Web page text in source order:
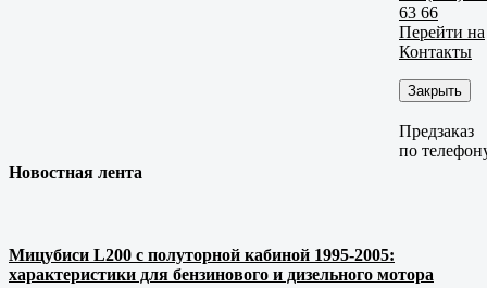
63 66
Перейти на
Контакты
Закрыть
Предзаказ
по
Новостная лента
Мицубиси L200 с полуторной кабиной 1995-2005:
характеристики для бензинового и дизельного мотора